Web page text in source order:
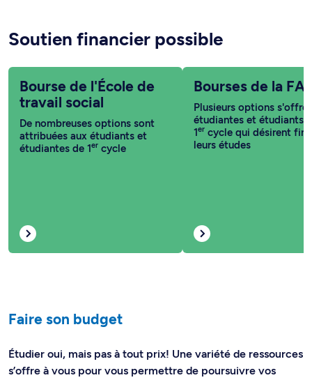
Soutien financier possible
Bourse de l'École de
travail social
De nombreuses options sont
attribuées aux étudiants et
étudiantes de 1er cycle
Bourses de la
Plusieurs options
étudiantes et étudiants
1er cycle qui désirent
leurs études
Faire son budget
Étudier oui, mais pas à tout prix! Une variété de ressources
s’offre à vous pour vous permettre de poursuivre vos